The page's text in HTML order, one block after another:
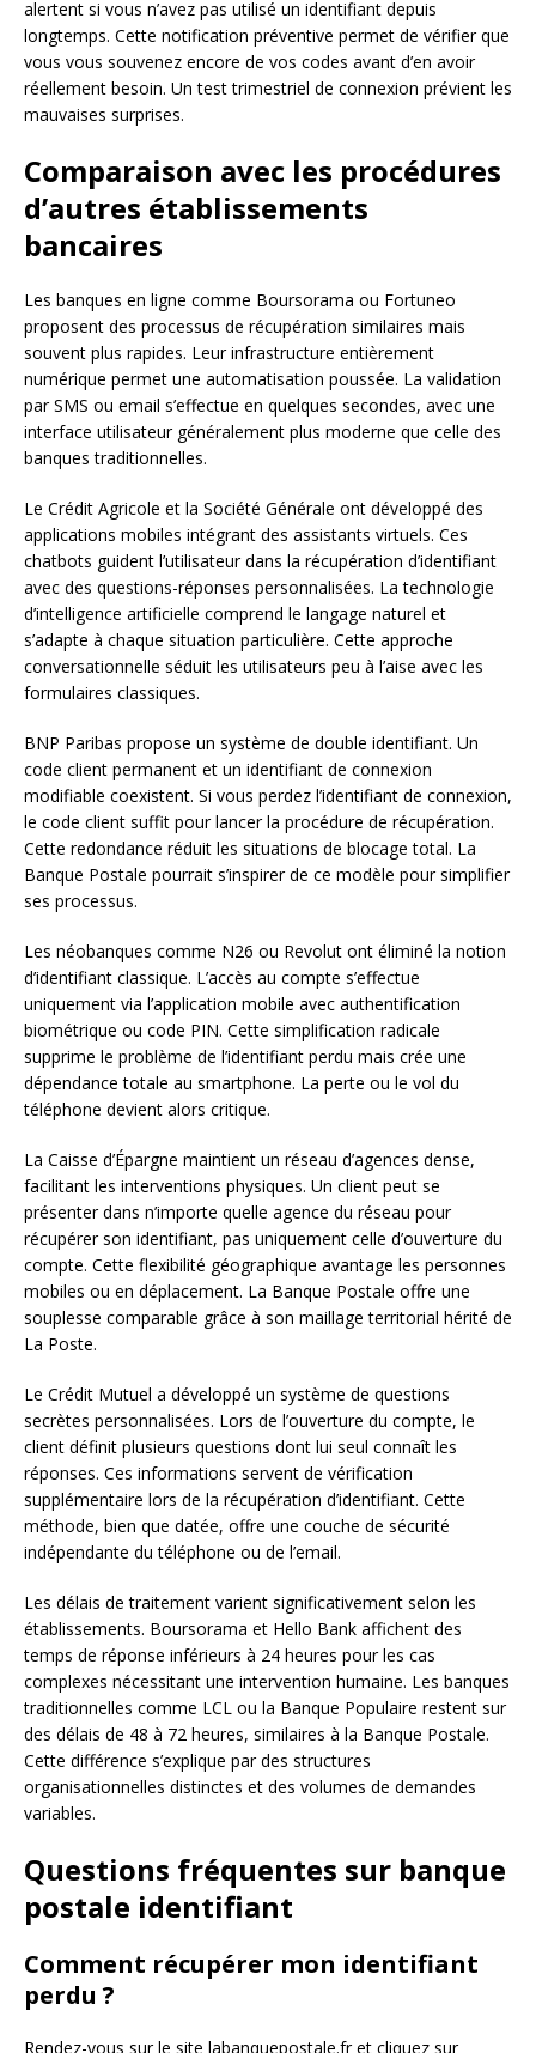
alertent si vous n’avez pas utilisé un identifiant depuis
longtemps. Cette notification préventive permet de vérifier que
vous vous souvenez encore de vos codes avant d’en avoir
réellement besoin. Un test trimestriel de connexion prévient les
mauvaises surprises.
Comparaison avec les procédures
d’autres établissements
bancaires
Les banques en ligne comme Boursorama ou Fortuneo
proposent des processus de récupération similaires mais
souvent plus rapides. Leur infrastructure entièrement
numérique permet une automatisation poussée. La validation
par SMS ou email s’effectue en quelques secondes, avec une
interface utilisateur généralement plus moderne que celle des
banques traditionnelles.
Le Crédit Agricole et la Société Générale ont développé des
applications mobiles intégrant des assistants virtuels. Ces
chatbots guident l’utilisateur dans la récupération d’identifiant
avec des questions-réponses personnalisées. La technologie
d’intelligence artificielle comprend le langage naturel et
s’adapte à chaque situation particulière. Cette approche
conversationnelle séduit les utilisateurs peu à l’aise avec les
formulaires classiques.
BNP Paribas propose un système de double identifiant. Un
code client permanent et un identifiant de connexion
modifiable coexistent. Si vous perdez l’identifiant de connexion,
le code client suffit pour lancer la procédure de récupération.
Cette redondance réduit les situations de blocage total. La
Banque Postale pourrait s’inspirer de ce modèle pour simplifier
ses processus.
Les néobanques comme N26 ou Revolut ont éliminé la notion
d’identifiant classique. L’accès au compte s’effectue
uniquement via l’application mobile avec authentification
biométrique ou code PIN. Cette simplification radicale
supprime le problème de l’identifiant perdu mais crée une
dépendance totale au smartphone. La perte ou le vol du
téléphone devient alors critique.
La Caisse d’Épargne maintient un réseau d’agences dense,
facilitant les interventions physiques. Un client peut se
présenter dans n’importe quelle agence du réseau pour
récupérer son identifiant, pas uniquement celle d’ouverture du
compte. Cette flexibilité géographique avantage les personnes
mobiles ou en déplacement. La Banque Postale offre une
souplesse comparable grâce à son maillage territorial hérité de
La Poste.
Le Crédit Mutuel a développé un système de questions
secrètes personnalisées. Lors de l’ouverture du compte, le
client définit plusieurs questions dont lui seul connaît les
réponses. Ces informations servent de vérification
supplémentaire lors de la récupération d’identifiant. Cette
méthode, bien que datée, offre une couche de sécurité
indépendante du téléphone ou de l’email.
Les délais de traitement varient significativement selon les
établissements. Boursorama et Hello Bank affichent des
temps de réponse inférieurs à 24 heures pour les cas
complexes nécessitant une intervention humaine. Les banques
traditionnelles comme LCL ou la Banque Populaire restent sur
des délais de 48 à 72 heures, similaires à la Banque Postale.
Cette différence s’explique par des structures
organisationnelles distinctes et des volumes de demandes
variables.
Questions fréquentes sur banque
postale identifiant
Comment récupérer mon identifiant
perdu ?
Rendez-vous sur le site labanquepostale.fr et cliquez sur